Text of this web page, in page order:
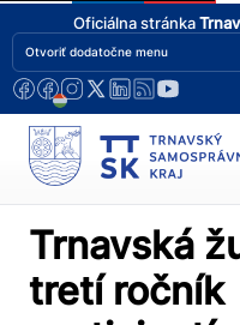
Oficiálna stránka
Otvoriť dodatočne menu
Trnavská
tretí ročník